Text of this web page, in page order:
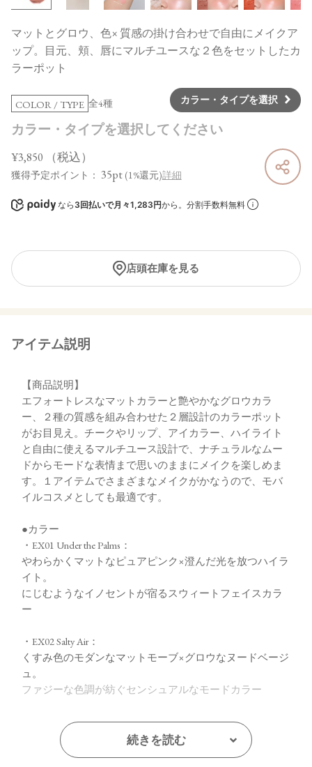
マットとグロウ、色× 質感の掛け合わせで自由にメイクア
ップ。目元、頬、唇にマルチユースな２色をセットしたカ
ラーポット
COLOR / TYPE 全4種 カラー・タイプを選択
カラー・タイプを選択してください
¥3,850 （税込）
獲得予定ポイント： 35pt (1%還元)詳細
なら 3回払いで月々1,283円から。分割手数料無料
店頭在庫を見る
アイテム説明
【商品説明】
エフォートレスなマットカラーと艶やかなグロウカラ
ー、２種の質感を組み合わせた２層設計のカラーポット
がお目見え。チークやリップ、アイカラー、ハイライト
と自由に使えるマルチユース設計で、ナチュラルなムー
ドからモードな表情まで思いのままにメイクを楽しめま
す。１アイテムでさまざまなメイクがかなうので、モバ
イルコスメとしても最適です。
●カラー
・EX01 Under the Palms：
やわらかくマットなピュアピンク×澄んだ光を放つハイラ
イト。
にじむようなイノセントが宿るスウィートフェイスカラ
ー
・EX02 Salty Air：
くすみ色のモダンなマットモーブ×グロウなヌードベージ
ュ。
ファジーな色調が紡ぐセンシュアルなモードカラー
・EX03 Sun & Sand：
ニュートラルに色づくマットテラコッタ×ジューシーなア
プリコット。
続きを読む